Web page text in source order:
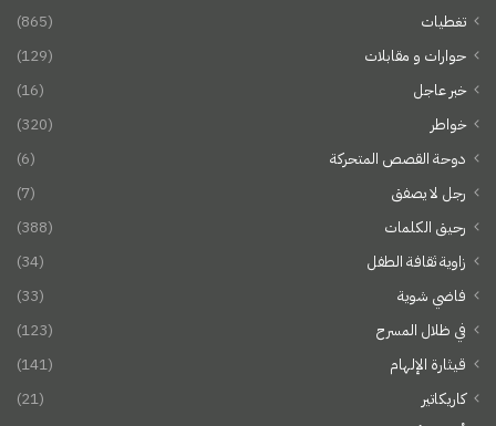
تغطيات
(865)
حوارات و مقابلات
(129)
خبر عاجل
(16)
خواطر
(320)
دوحة القصص المتحركة
(6)
رجل لا يصفق
(7)
رحيق الكلمات
(388)
زاوية ثقافة الطفل
(34)
فاضي شوية
(33)
في ظلال المسرح
(123)
قيثارة الإلهام
(141)
كاريكاتير
(21)